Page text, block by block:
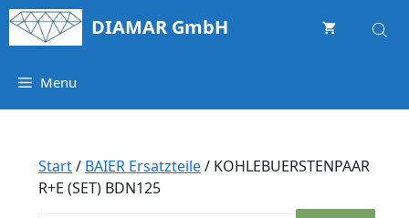
Springe
zum
DIAMAR GmbH
Menu
Start/ BAIER Ersatzteile/ KOHLEBUERSTENPAAR
R+E (SET) BDN125